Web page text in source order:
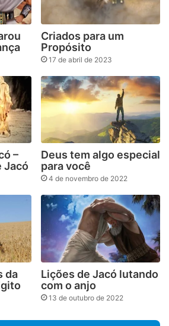
Criados para um
Propósito
17 de abril de 2023
–
Jacó
Deus tem algo especial
para você
4 de novembro de 2022
da
Lições de Jacó lutando
com o anjo
13 de outubro de 2022